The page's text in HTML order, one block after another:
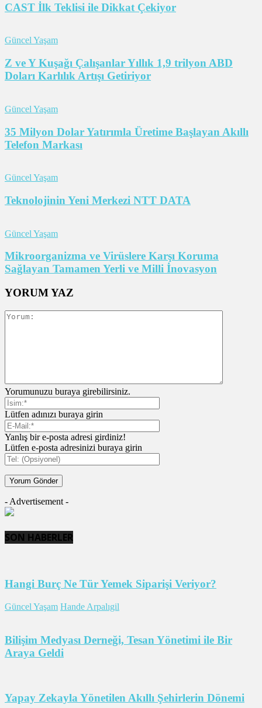
CAST İlk Teklisi ile Dikkat Çekiyor
Güncel Yaşam
Z ve Y Kuşağı Çalışanlar Yıllık 1,9 trilyon ABD
Doları Karlılık Artışı Getiriyor
Güncel Yaşam
35 Milyon Dolar Yatırımla Üretime Başlayan Akıllı
Telefon Markası
Güncel Yaşam
Teknolojinin Yeni Merkezi NTT DATA
Güncel Yaşam
Mikroorganizma ve Virüslere Karşı Koruma
Sağlayan Tamamen Yerli ve Milli İnovasyon
YORUM YAZ
Yorumunuzu buraya girebilirsiniz.
Lütfen adınızı buraya girin
Yanlış bir e-posta adresi girdiniz!
Lütfen e-posta adresinizi buraya girin
- Advertisement -
SON HABERLER
Hangi Burç Ne Tür Yemek Siparişi Veriyor?
Güncel Yaşam Hande Arpalıgil
Bilişim Medyası Derneği, Tesan Yönetimi ile Bir
Araya Geldi
Yapay Zekayla Yönetilen Akıllı Şehirlerin Dönemi